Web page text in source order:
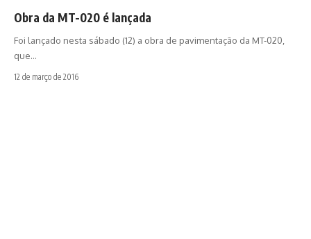
Obra da MT-020 é lançada
Foi lançado nesta sábado (12) a obra de pavimentação da MT-020,
que…
12 de março de 2016